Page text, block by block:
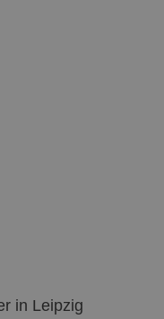
in Leipzig